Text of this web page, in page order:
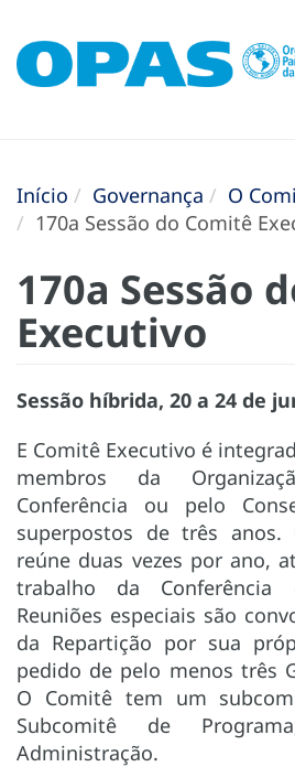
Início Governança
O
170a Sessão do Comitê
170a Sessão
Executivo
Sessão híbrida, 20 a 24 de
E Comitê Executivo é
membros da
Conferência ou pelo
superpostos de três
reúne duas vezes por ano,
trabalho da Conferência
Reuniões especiais são
da Repartição por sua
pedido de pelo menos três
O Comitê tem um
Subcomitê de
Administração.